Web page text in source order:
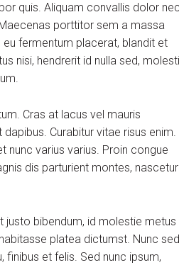
quis. Aliquam convallis dolor nec
porttitor sem a massa
fermentum placerat, blandit et
nisi, hendrerit id nulla sed,
Cras at lacus vel mauris
Curabitur vitae risus enim.
nunc varius varius. Proin congue
dis parturient montes, nascetur
justo bibendum, id molestie metus
platea dictumst. Nunc sed
et felis. Sed nunc ipsum,